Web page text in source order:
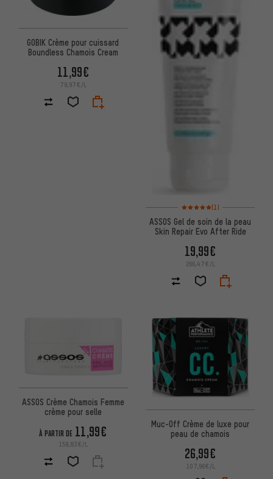
GOBIK Crème pour cuissard
Boundless Chamois Cream
11,99€
79,97€/L
Note moyenne : 5 sur 5
(1)
ASSOS Gel de soin de la peau
Skin Repair Evo After Ride
19,99€
266,47€/L
ASSOS Crème Chamois Femme
crème pour selle
À PARTIR DE 11,99€
159,83€/L
Muc-Off Crème de luxe pour
peau de chamois
26,99€
107,96€/L